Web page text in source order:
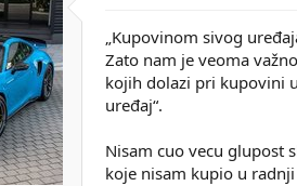
„Kupovinom sivog
Zato nam je veoma
kojih dolazi pri kupovini
uređaj“.
Nisam cuo vecu glupost
koje nisam kupio u radnji